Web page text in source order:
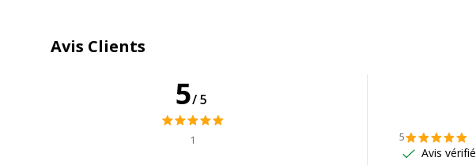
Divers
Canon PIXMA MG5750
MG6851
MG7752
TS8051,TS8052,
Avis Clients
5/5
1 5
Avis vérifié